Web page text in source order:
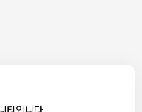
알려줌
가능한가요?